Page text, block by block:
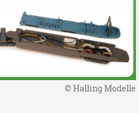
© Halling Modelle